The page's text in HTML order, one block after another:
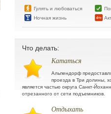
Гулять и любоваться
Ночная жизнь
Что делать:
Кататься
Альпендорф
проезда в Три долины,
является частью округа Санкт-
отрезанного от сети подъемников.
Отдыхать